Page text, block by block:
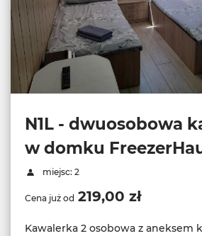
N1L - dwuosobowa
w domku
miejsc: 2
Cena już od 219,00 zł
Kawalerka 2 osobowa z aneksem